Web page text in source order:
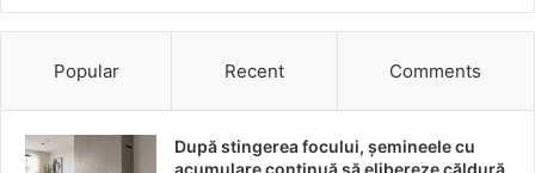
Concluzie: O piață auto în plină
transformare
Popular Recent Comments
După stingerea focului, șemineele cu
acumulare continuă să elibereze căldură